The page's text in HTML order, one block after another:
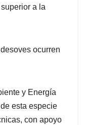
a la
ocurren
y Energía
esta especie
con apoyo